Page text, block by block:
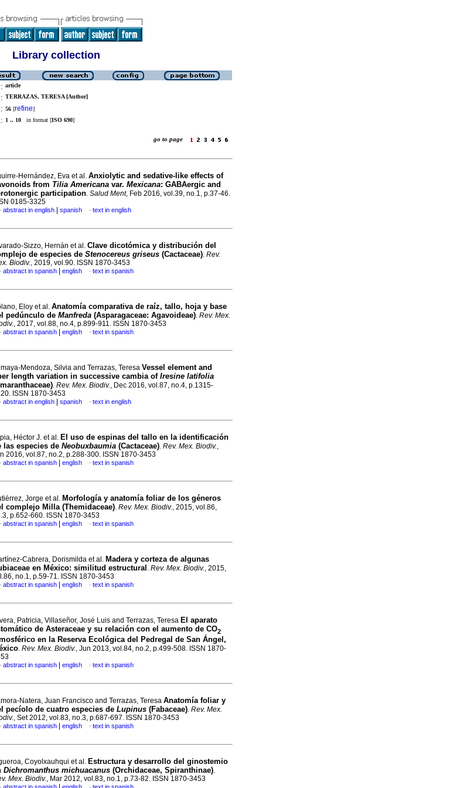
Library collection
article
TERRAZAS, TERESA [Author]
56 [refine]
1 .. 10 in format [ISO 690]
go to page
Hernández, Eva et al. Anxiolytic and sedative-like effects of
from Tilia Americana var. Mexicana: GABAergic and
participation. Salud Ment, Feb 2016, vol.39, no.1, p.37-46.
0185-3325
· abstract in english spanish · text in english
Sizzo, Hernán et al. Clave dicotómica y distribución del
de especies de Stenocereus griseus (Cactaceae). Rev.
Biodiv., 2019, vol.90. ISSN 1870-3453
· abstract in spanish english · text in spanish
Eloy et al. Anatomía comparativa de raíz, tallo, hoja y base
pedúnculo de Manfreda (Asparagaceae: Agavoideae). Rev. Mex.
, 2017, vol.88, no.4, p.899-911. ISSN 1870-3453
· abstract in spanish english · text in spanish
Mendoza, Silvia and Terrazas, Teresa Vessel element and
length variation in successive cambia ofIresine latifolia
. Rev. Mex. Biodiv., Dec 2016, vol.87, no.4, p.1315-
ISSN 1870-3453
· abstract in english spanish · text in english
Héctor J. et al. El uso de espinas del tallo en la identificación
las especies de Neobuxbaumia (Cactaceae). Rev. Mex. Biodiv.,
2016, vol.87, no.2, p.288-300. ISSN 1870-3453
· abstract in spanish english · text in spanish
Jorge et al. Morfología y anatomía foliar de los géneros
complejo Milla (Themidaceae). Rev. Mex. Biodiv., 2015, vol.86,
p.652-660. ISSN 1870-3453
· abstract in spanish english · text in spanish
Cabrera, Dorismilda et al. Madera y corteza de algunas
en México: similitud estructural . Rev. Mex. Biodiv., 2015,
no.1, p.59-71. ISSN 1870-3453
· abstract in spanish english · text in spanish
Patricia, Villaseñor, José Luis and Terrazas, Teresa El aparato
de Asteraceae y su relación con el aumento de CO2
en la Reserva Ecológica del Pedregal de San Ángel,
Rev. Mex. Biodiv. , Jun 2013, vol.84, no.2, p.499-508. ISSN 1870-
· abstract in spanish | english · text in spanish
Natera, Juan Francisco and Terrazas, Teresa Anatomía foliar y
pecíolo de cuatro especies de Lupinus (Fabaceae). Rev. Mex.
, Set 2012, vol.83, no.3, p.687-697. ISSN 1870-3453
· abstract in spanish english · text in spanish
Coyolxauhqui et al. Estructura y desarrollo del ginostemio
Dichromanthus michuacanus (Orchidaceae, Spiranthinae).
Mex. Biodiv., Mar 2012, vol.83, no.1, p.73-82. ISSN 1870-3453